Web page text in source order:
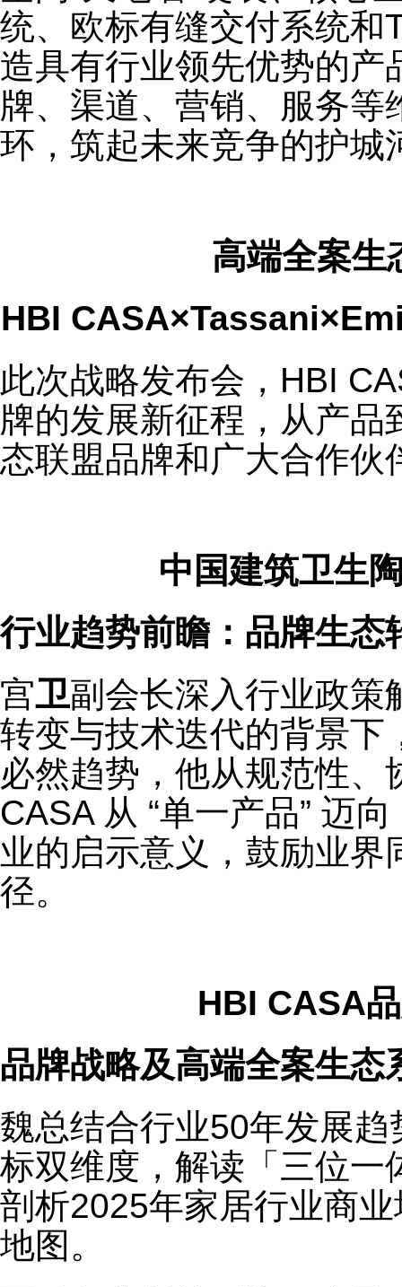
统、欧标有缝交付系统和
造具有行业领先优势的产
牌、渠道、营销、服务
环，筑起未来竞争的护城
高端全案生
HBI
此次战略发布会，HBI
牌的发展新征程，从产
态联盟品牌和广大合作伙
中国建筑卫生
行业趋势前瞻：品牌生态
宫卫副会长深入行业政策
转变与技术迭代的背景下
必然趋势，他从规范性
CASA 从 “单一产品” 迈
业的启示意义，鼓励业
径。
HBI CASA
品牌战略及高端全案生态
魏总结合行业50年发展
标双维度，解读「三位一
剖析2025年家居行业商
地图。